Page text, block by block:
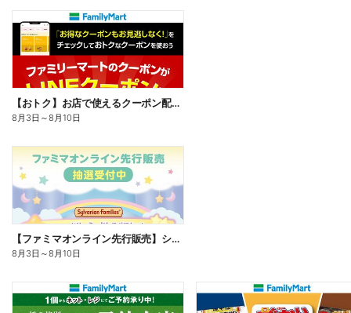
【おトク】お店で使えるクーポン配信中
8月3日 ～8月10日
【ファミマオンライン先行販売】シルバニアファミリー
8月3日 ～8月10日